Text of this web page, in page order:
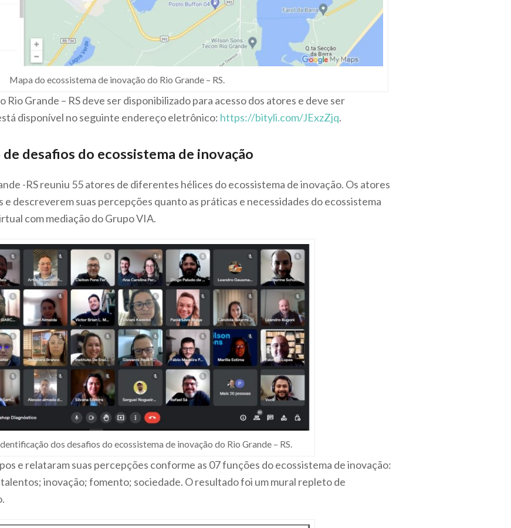
Mapa do ecossistema de inovação do Rio Grande – RS.
Rio Grande – RS deve ser disponibilizado para acesso dos atores e deve ser
disponível no seguinte endereço eletrônico: https://bityli.com/JExzZjq.
desafios do ecossistema de inovação
-RS reuniu 55 atores de diferentes hélices do ecossistema de inovação. Os atores
descreverem suas percepções quanto as práticas e necessidades do ecossistema
com mediação do Grupo VIA.
dos desafios do ecossistema de inovação do Rio Grande – RS.
e relataram suas percepções conforme as 07 funções do ecossistema de inovação:
inovação; fomento; sociedade. O resultado foi um mural repleto de